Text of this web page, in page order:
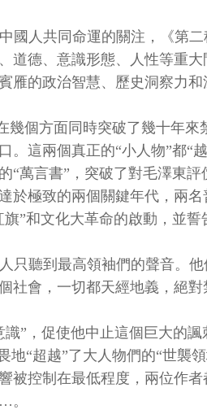
國人共同命運的關注，《第
道德、意識形態、人性等重
雁的政治智慧、歷史洞察力
幾個方面同時突破了幾十年
。這兩個真正的“小人物”都“
“萬言書”，突破了對毛澤東
於極致的兩個關鍵年代，兩
”和文化大革命的啟動，並
只聽到最高領袖們的聲音。
社會，一切都天經地義，絕
”，促使他中止這個巨大的
地“超越”了大人物們的“世襲
被控制在最低程度，兩位作
。